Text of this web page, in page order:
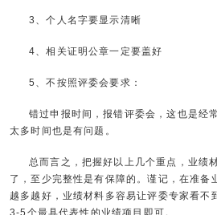
3、个人名字要显示清晰
4、相关证明公章一定要盖好
5、不按照评委会要求：
错过申报时间，报错评委会，这也是经
太多时间也是有问题。
总而言之，把握好以上几个重点，业绩
了，至少完整性是有保障的。谨记，在准备
越多越好，业绩材料多容易让评委专家看不
3-5个最具代表性的业绩项目即可。